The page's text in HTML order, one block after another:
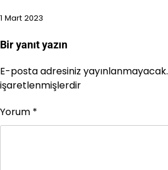
1 Mart 2023
Bir yanıt yazın
E-posta adresiniz yayınlanmayacak.
işaretlenmişlerdir
Yorum *